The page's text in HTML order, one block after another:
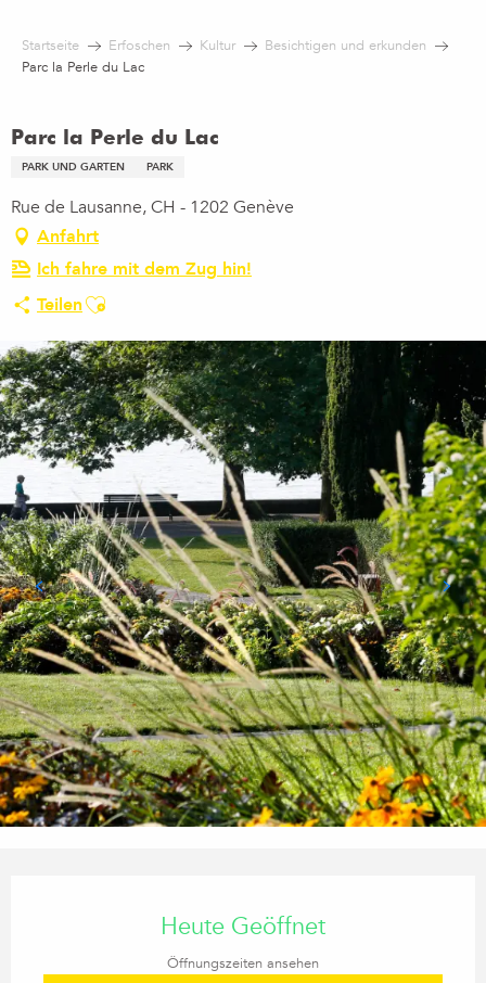
contenu
Startseite Erfoschen Kultur
Besichtigen und erkunden
Parc la Perle du Lac
Parc la Perle du Lac
PARK UND GARTEN PARK
Rue de Lausanne, CH - 1202 Genève
Anfahrt
Ich fahre mit dem Zug hin!
TeilenAjouter aux favoris
Heute Geöffnet
Öffnungszeiten ansehen